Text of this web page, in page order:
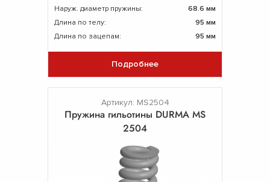
Наруж. диаметр пружины:
68.6 мм
Длина по телу:
95 мм
Длина по зацепам:
95 мм
Подробнее
Артикул: MS2504
Пружина гильотины DURMA MS
2504